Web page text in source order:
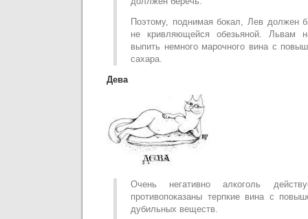
Поэтому, поднимая бокал, Лев должен
не кривляющейся обезьяной. Львам
выпить немного марочного вина с
сахара.
Дева
Очень негативно алкоголь
противопоказаны терпкие вина с
дубильных веществ.